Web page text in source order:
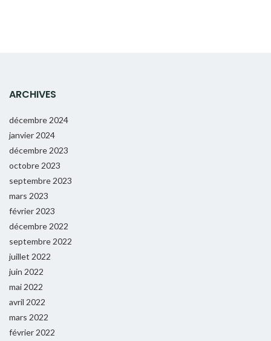
ARCHIVES
décembre 2024
janvier 2024
décembre 2023
octobre 2023
septembre 2023
mars 2023
février 2023
décembre 2022
septembre 2022
juillet 2022
juin 2022
mai 2022
avril 2022
mars 2022
février 2022